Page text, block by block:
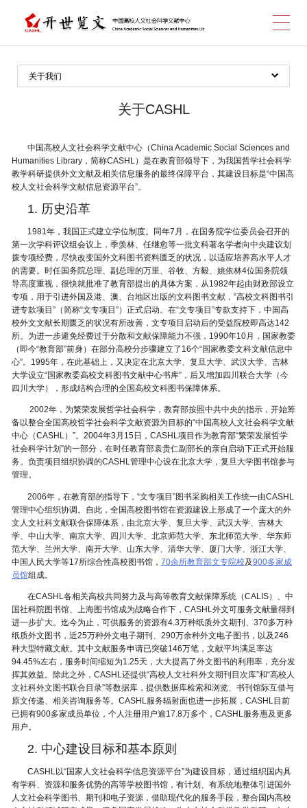
跳
转
到
主
要
内
容
关于我们
中心馆一览
服务馆一览
成员馆一览
加入成员馆
帮助中心
最新消息
联系我们
关于CASHL
中国高校人文社会科学文献中心（China Academic Social Sciences and
Humanities Library，简称CASHL）是在教育部领导下，为我国哲学社会科学
教学科研提供外文文献及相关信息服务的最终保障平台，其建设目标是“中国高
校人文社会科学文献信息资源平台”。
1. 历史沿革
1981年，我国正式建立学位制度。同年7月，在国务院学位委员会召开的
第一次学科评议组会议上，季羡林、任继愈等一批文科著名学者向中央建议划
拨专项经费，尽快改变国外文科图书资料匮乏的状况，以适应培养高水平人才
的需要。时任国务院总理、副总理的万里、谷牧、方毅、姚依林4位国务院领
导高度重视，很快就批准了教育部提出的具体方案，从1982年起由财政部设立
专项，用于引进外国及港、澳、台地区出版的文科图书文献，“高校文科图书引
进专款项目”（简称“文专项目”）正式启动。在“文专项目”专款支持下，中国高
校外文文献长期匮乏的状况有所改善，文专项目启动后的受益院校即高达142
所。为进一步避免经费过于分散和文献保障能力不强，1990年10月，国家教委
（即今“教育部”前身）在部分高校分步骤建立了16个“国家教委文科文献信息中
心”。1995年，在此基础上，又决定在北京大学、复旦大学、武汉大学、吉林
大学设立“国家教委高校文科图书文献中心书库”，后又增加四川联合大学（今
四川大学），形成结构合理的全国高校文科图书保障体系。
2002年，为繁荣发展哲学社会科学，教育部按照中共中央的指示，开始筹
备以整合全国高校哲学社会科学文献资源为目标的“中国高校人文社会科学文献
中心（CASHL）”。2004年3月15日，CASHL项目作为教育部“繁荣发展哲学
社会科学计划”的一部分，在时任教育部袁贵仁副部长的亲自启动下正式开始服
务。负责项目组织协调的CASHL管理中心设在北京大学，复旦大学图书馆参与
管理。
2006年，在教育部的指导下，“文专项目”图书采购相关工作统一由CASHL
管理中心组织协调。自此，全国高校图书馆在资源建设上形成了一个庞大的外
文人文社科文献联合保障体系，由北京大学、复旦大学、武汉大学、吉林大
学、中山大学、南京大学、四川大学、北京师范大学、东北师范大学、华东师
范大学、兰州大学、南开大学、山东大学、清华大学、厦门大学、浙江大学、
中国人民大学等17所综合性高校图书馆， 70余所教育部文专院校及900多家成
员馆组成。
在CASHL各相关高校共同努力及与高等教育文献保障系统（CALIS）、中
国社科院图书馆、上海图书馆成为战略合作下，CASHL外文可服务文献量得到
进一步扩大。迄今为止，可供服务的资源有4.3万种纸质外文期刊、370多 万种
纸质外文图书，近25万种外文电子期刊、290万余种外文电子图书，以及246
种大型特藏文献。其中文献服务申请已突破146万笔，文献平均满足率达
94.45%左右，服务时间缩短为1.25天，大大提高了外文图书的利用率，充分发
挥其效益。除此之外，CASHL还提供“高校人文社科外文期刊目次库”和“高校人
文社科外文图书联合目录”等数据库，提供数据库检索和浏览、书刊馆际互借与
原文传递、相关咨询服务等。CASHL服务辐射面也进一步拓展，CASHL目前
已拥有900多家成员单位，个人注册用户逾17.8万多个，CASHL服务惠及更多
用户。
2. 中心建设目标和基本原则
CASHL以“国家人文社会科学信息资源平台”为建设目标，通过组织国内具
有学科、资源和服务优势的高等学校图书馆，有计划、有系统地整体引进国外
人文社会科学图书、期刊和电子资源，借助现代化的服务手段，整合国内高校